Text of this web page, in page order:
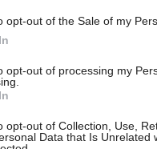
opt-out of the Sale of my
opt-out of processing my
opt-out of Collection, Use,
Data that Is Unrelated
celoročne
zohľadnili podmienky
extrémne
majú veľkú
vycestovali a
precízne